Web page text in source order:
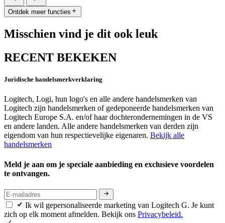
Ontdek meer functies
Misschien vind je dit ook leuk
RECENT BEKEKEN
Juridische handelsmerkverklaring
Logitech, Logi, hun logo's en alle andere handelsmerken van
Logitech zijn handelsmerken of gedeponeerde handelsmerken van
Logitech Europe S.A. en/of haar dochterondernemingen in de VS
en andere landen. Alle andere handelsmerken van derden zijn
eigendom van hun respectievelijke eigenaren. Bekijk alle
handelsmerken
Meld je aan om je speciale aanbieding en exclusieve voordelen
te ontvangen.
Ik wil gepersonaliseerde marketing van Logitech G. Je kunt
zich op elk moment afmelden. Bekijk ons Privacybeleid.